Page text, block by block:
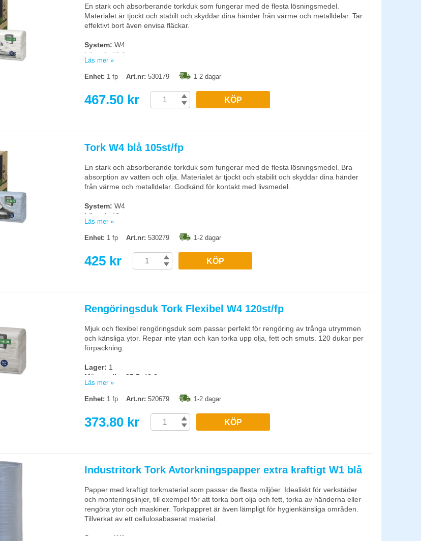
En stark och absorberande torkduk som fungerar med de flesta lösningsmedel.
Materialet är tjockt och stabilt och skyddar dina händer från värme och metalldelar. Tar
effektivt bort även envisa fläckar.
System: W4
Längd:
42,8cm
Bredd: 35,5cm
Antal: 100st
Läs mer »
Enhet: 1 fp Art.nr: 530179 1-2 dagar
467.50 kr KÖP
Tork W4 blå 105st/fp
En stark och absorberande torkduk som fungerar med de flesta lösningsmedel. Bra
absorption av vatten och olja. Materialet är tjockt och stabilit och skyddar dina händer
från värme och metalldelar. Godkänd för kontakt med livsmedel.
System: W4
Längd:
43cm
Bredd, ovikt:
Bredd, vikt:
10,8cm
Blå
Torks artikelnummer:
530279
Läs mer »
Enhet: 1 fp Art.nr: 530279 1-2 dagar
425 kr KÖP
Rengöringsduk Tork Flexibel W4 120st/fp
Mjuk och flexibel rengöringsduk som passar perfekt för rengöring av trånga utrymmen
och känsliga ytor. Repar inte ytan och kan torka upp olja, fett och smuts. 120 dukar per
förpackning.
Lager: 1
Mått, ovikt:
35,5x42,8cm
Mått, vikt:
System: W4
Läs mer »
Enhet: 1 fp Art.nr: 520679 1-2 dagar
373.80 kr KÖP
Industritork Tork Avtorkningspapper extra kraftigt W1 blå
Papper med kraftigt torkmaterial som passar de flesta miljöer. Idealiskt för verkstäder
och monteringslinjer, till exempel för att torka bort olja och fett, torka av händerna eller
rengöra ytor och maskiner. Torkpappret är även lämpligt för hygienkänsliga områden.
Tillverkat av ett cellulosabaserat material.
System: W1